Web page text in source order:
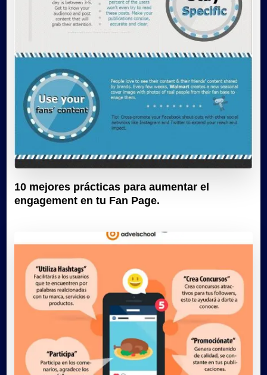
10 mejores prácticas para aumentar el
engagement en tu Fan Page.